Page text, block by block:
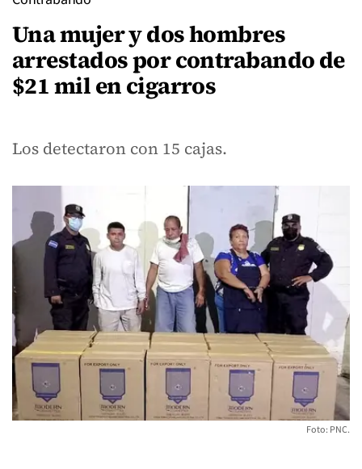
Una mujer y dos hombres
arrestados por contrabando de
$21 mil en cigarros
Los detectaron con 15 cajas.
Foto: PNC.